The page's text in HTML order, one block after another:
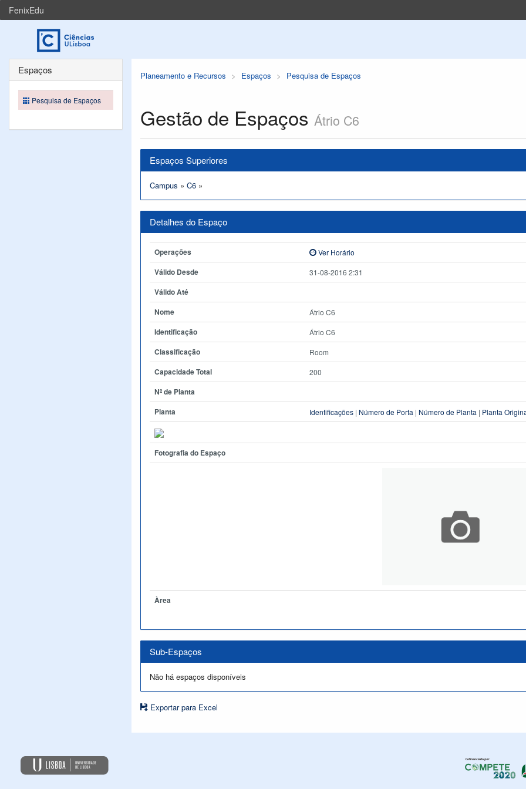
FenixEdu
Planeamento e Recursos Espaços Pesquisa de Espaços
Gestão de Espaços Átrio C6
Espaços Superiores
Campus » C6 »
Detalhes do Espaço
Operações Ver Horário
Válido Desde 31-08-2016 2:31
Válido Até
Nome
Átrio C6
Identificação Átrio C6
Classificação Room
Capacidade Total 200
Nº de Planta
Planta
Identificações | Número de Porta | Número de Planta | Planta
Fotografia do Espaço
Àrea
Sub-Espaços
Não há espaços disponíveis
Exportar para Excel
Espaços
Pesquisa de Espaços